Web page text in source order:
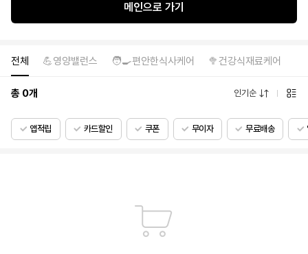
메인으로 가기
전체 💪영양밸런스 🧑‍🍳편안한식사케어 🥦건강식재료케어
총 0개 인기순
앱적립 카드할인 쿠폰 무이자 무료배송